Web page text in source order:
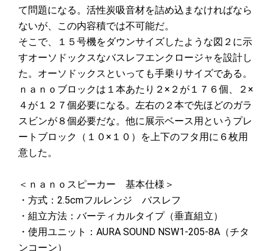
て問題になる。活性炭吸音材を詰め込まなければなら
ないが、この内容積では不可能だ。
そこで、１５号機をダウンサイズしたような図２に示
すオーソドックスなバスレフエンクロージャを設計し
た。オーソドックスといっても手乗りサイズである。
ｎａｎｏブロックは１本あたり２×２が１７６個、２×
４が１２７個必要になる。左右の２本で先ほどのガラ
スビンが８個必要だな。他に展示ベース用というプレ
ートブロック（１０×１０）を上下のフタ用に６枚用
意した。
＜ｎａｎｏスピーカー 基本仕様＞
・方式：2.5cmフルレンジ バスレフ
・組立方法：バーティカルタイプ（垂直組立）
・使用ユニット：AURA SOUND NSW1-205-8A（チタ
ンコーン）